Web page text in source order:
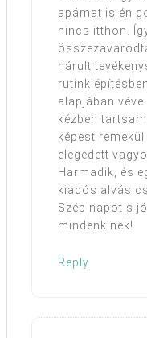
apámat is én
nincs itthon.
hárult
alapjában
kézben
képest
elégedett
Harmadik, és
kiadós alvás
Szép napot s
mindenkinek!
Reply